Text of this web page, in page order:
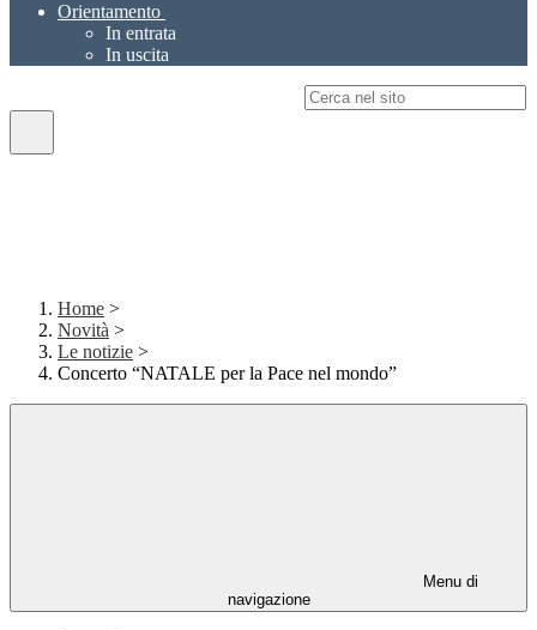
Orientamento
In entrata
In uscita
Home >
Novità >
Le notizie >
Concerto “NATALE per la Pace nel mondo”
Menu di
navigazione